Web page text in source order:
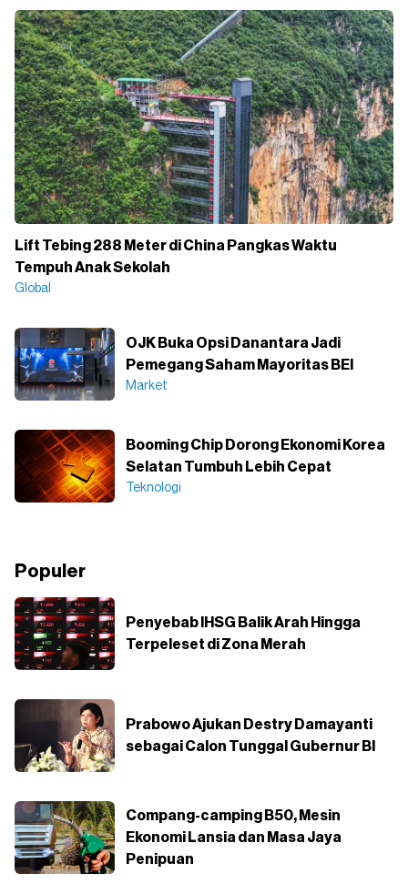
Lift Tebing 288 Meter di China Pangkas Waktu
Tempuh Anak Sekolah
Global
OJK Buka Opsi Danantara Jadi
Pemegang Saham Mayoritas BEI
Market
Booming Chip Dorong Ekonomi Korea
Selatan Tumbuh Lebih Cepat
Teknologi
Populer
Penyebab IHSG Balik Arah Hingga
Terpeleset di Zona Merah
Prabowo Ajukan Destry Damayanti
sebagai Calon Tunggal Gubernur BI
Compang-camping B50, Mesin
Ekonomi Lansia dan Masa Jaya
Penipuan